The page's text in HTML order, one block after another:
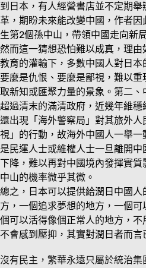
到日本，有人經營書店並不定期
革，期盼未來能改變中國，作者
生第2個孫中山，帶領中國走向新
然而這一猜想恐怕難以成真，理
教育的灌輸下，多數中國人對日本
要麼是仇恨、要麼是鄙視，難以
取新知或匯聚力量的景象。第二
超過清末的滿清政府，近幾年維
還出現「海外警察局」對其旅外
視」的行動，故海外中國人一舉
是民運人士或維權人士一旦離開
下降，難以再對中國境內發揮實
中山的機率微乎其微。
總之，日本可以提供給潤日中國
方，一個追求夢想的地方，一個
個可以活得像個正常人的地方，不
不會感到壓抑，其實對潤日者而言
沒有民主，繁華永遠只屬於統治